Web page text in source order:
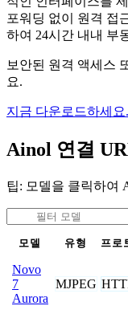
포워딩 없이 원격 접
하여 24시간 내내 부
보안된 원격 액세스
요.
지금 다운로드하세요.
Ainol 연결
팁: 모델을 클릭하여
모델 유형 프로
Novo
7
Aurora
MJPEG